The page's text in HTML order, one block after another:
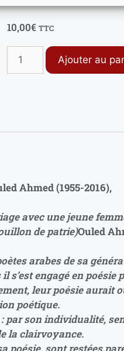
10,00€ TTC
Ajouter au
Ahmed (1955-2016),
avec une jeune
de patrie)Ouled
arabes de sa
engagé en poésie
leur poésie aurait
poétique.
par son individualité,
la clairvoyance.